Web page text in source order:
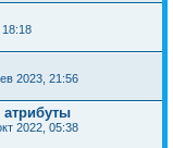
2023, 21:56
атрибуты
2022, 05:38